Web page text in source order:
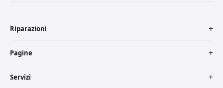
Riparazioni
Pagine
Servizi